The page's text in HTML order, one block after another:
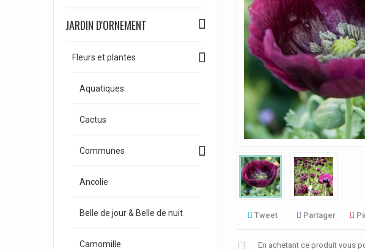
JARDIN D'ORNEMENT
Fleurs et plantes
Aquatiques
Cactus
Communes
Ancolie
Belle de jour & Belle de nuit
Camomille
Tweet Partager
En achetant ce produit vous